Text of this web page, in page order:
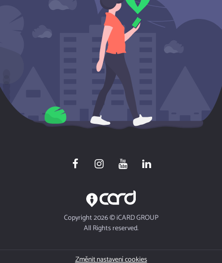
Copyright 2026 © iCARD GROUP
All Rights reserved.
Změnit nastavení cookies